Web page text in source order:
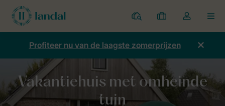
Parken
Mijn
boekingen
Open
de
dropdown
account
Profiteer nu van de laagste zomerprijzen